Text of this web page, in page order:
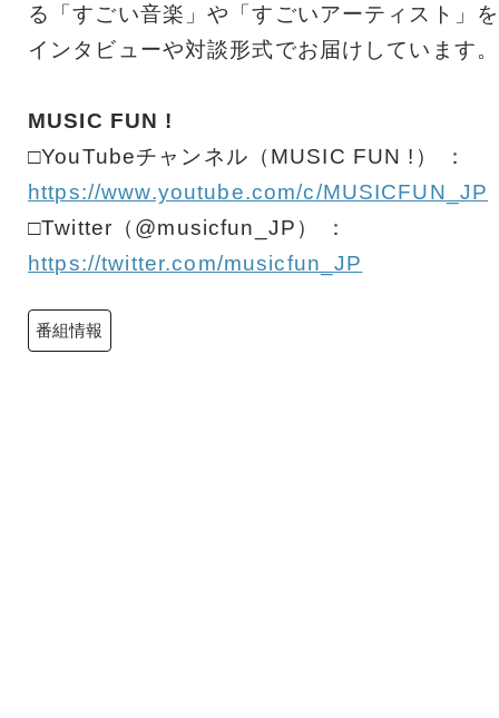
る「すごい音楽」や「すごいアーティスト」を
インタビューや対談形式でお届けしています。
MUSIC FUN !
□YouTubeチャンネル（MUSIC FUN !） ：
https://www.youtube.com/c/MUSICFUN_JP
□Twitter（@musicfun_JP） ：
https://twitter.com/musicfun_JP
番組情報